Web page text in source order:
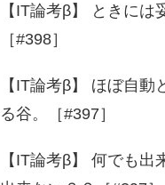
【IT論考β】 ときには
［#398］
【IT論考β】 ほぼ自動
る谷。［#397］
【IT論考β】 何でも出